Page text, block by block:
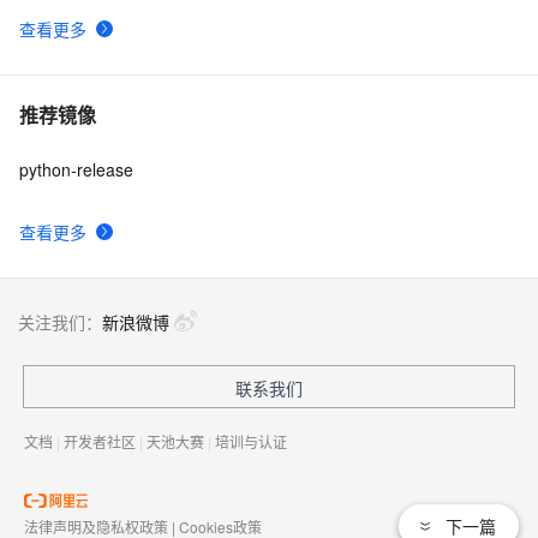
查看更多
推荐镜像
查看更多
python-release
下一篇
关注我们： 新浪微博
联系我们
文档 | 开发者社区 | 天池大赛 | 培训与认证
法律声明及隐私权政策 | Cookies政策